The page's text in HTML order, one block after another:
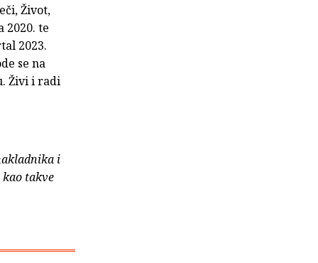
Život,
2020. te
2023.
se na
Živi i radi
i
takve